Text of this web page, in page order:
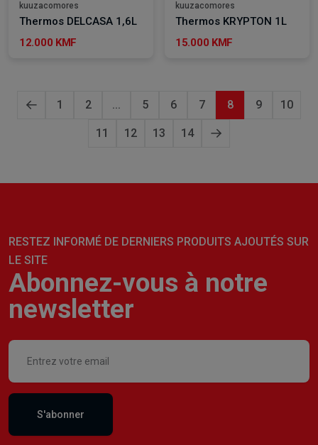
kuuzacomores
Thermos DELCASA 1,6L
12.000 KMF
kuuzacomores
Thermos KRYPTON 1L
15.000 KMF
1 2 ... 5 6 7 8 9 10
11 12 13 14
RESTEZ INFORMÉ DE DERNIERS PRODUITS AJOUTÉS SUR
LE SITE
Abonnez-vous à notre
newsletter
S'abonner